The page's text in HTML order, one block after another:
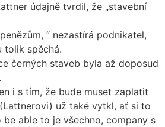
údajně tvrdil, že „stavební
“ nezastírá podnikatel,
tolik spěchá.
černých staveb byla až doposud
i s tím, že bude muset zaplatit
už také vytkl, ať si to
able to je všechno, company s